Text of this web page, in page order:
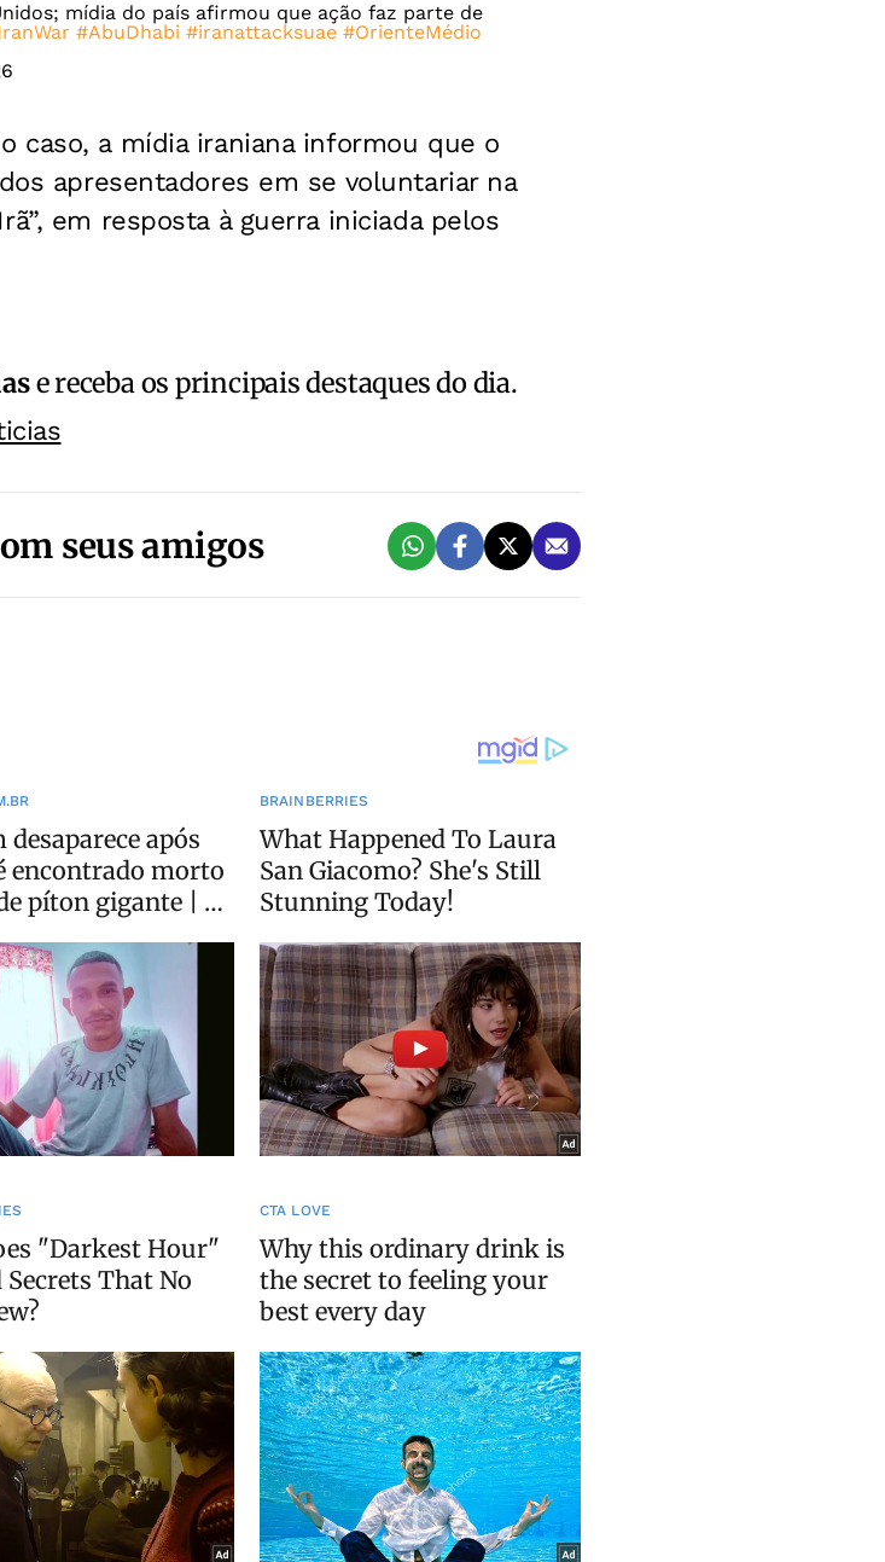
mídia do país afirmou que ação faz parte de
#AbuDhabi #iranattacksuae #OrienteMédio
caso, a mídia iraniana informou que o
apresentadores em se voluntariar na
em resposta à guerra iniciada pelos
e receba os principais destaques do dia.
seus amigos